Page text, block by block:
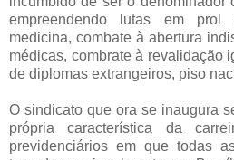
empreendendo lutas em prol
medicina, combate à abertura
médicas, combrate à revalidação
de diplomas extrangeiros, piso
O sindicato que ora se inaugura
própria característica da
previdenciários em que todas